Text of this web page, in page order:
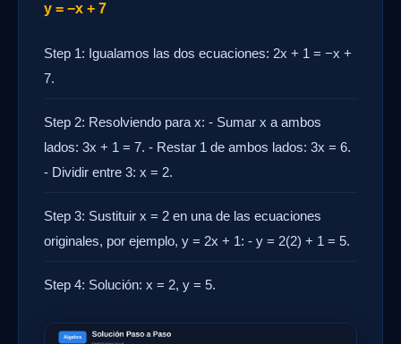
y = −x + 7
Step 1: Igualamos las dos ecuaciones: 2x + 1 = −x +
7.
Step 2: Resolviendo para x: - Sumar x a ambos
lados: 3x + 1 = 7. - Restar 1 de ambos lados: 3x = 6.
- Dividir entre 3: x = 2.
Step 3: Sustituir x = 2 en una de las ecuaciones
originales, por ejemplo, y = 2x + 1: - y = 2(2) + 1 = 5.
Step 4: Solución: x = 2, y = 5.